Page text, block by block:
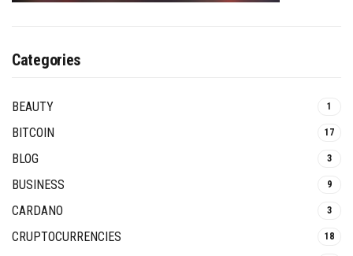
Categories
BEAUTY 1
BITCOIN 17
BLOG 3
BUSINESS 9
CARDANO 3
CRUPTOCURRENCIES 18